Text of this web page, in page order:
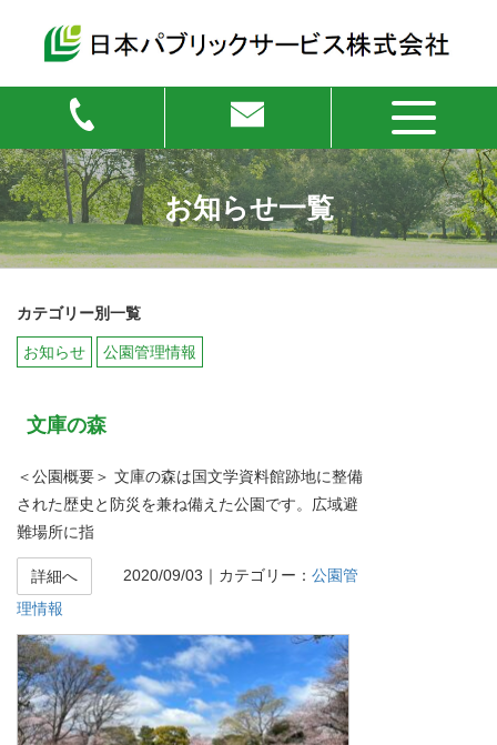
お知らせ一覧
カテゴリー別一覧
お知らせ 公園管理情報
文庫の森
＜公園概要＞ 文庫の森は国文学資料館跡地に整備
された歴史と防災を兼ね備えた公園です。広域避
難場所に指
詳細へ 2020/09/03 ｜カテゴリー： 公園管
理情報